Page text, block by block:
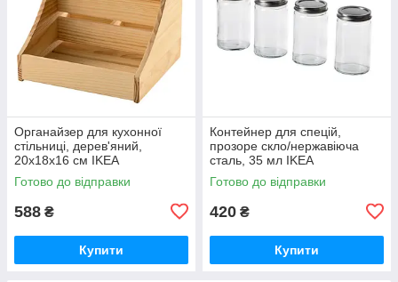
Органайзер для кухонної
стільниці, дерев'яний,
20x18x16 см IKEA
CHOKLADHAJ 406.054.89
Готово до відправки
588 ₴
Купити
Контейнер для спецій,
прозоре скло/нержавіюча
сталь, 35 мл IKEA
CITRONHAJ 505.532.15
Готово до відправки
420 ₴
Купити